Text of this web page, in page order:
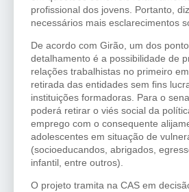
profissional dos jovens. Portanto,
necessários mais esclarecimentos
De acordo com Girão, um dos
detalhamento é a possibilidade de
relações trabalhistas no primeiro
retirada das entidades sem fins
instituições formadoras. Para o
poderá retirar o viés social da
emprego com o consequente
adolescentes em situação de
(socioeducandos, abrigados,
infantil, entre outros).
O projeto tramita na CAS em